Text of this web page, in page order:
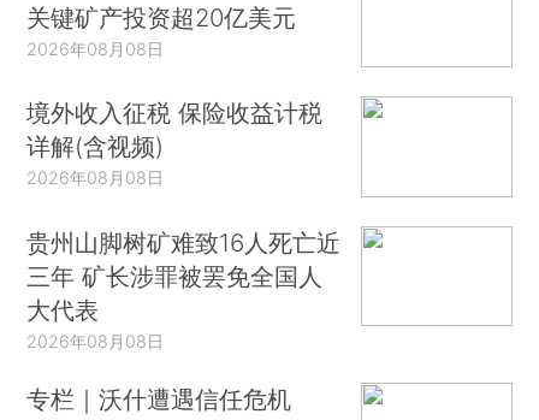
关键矿产投资超20亿美元
2026年08月08日
境外收入征税 保险收益计税
详解(含视频)
2026年08月08日
贵州山脚树矿难致16人死亡近
三年 矿长涉罪被罢免全国人
大代表
2026年08月08日
专栏｜沃什遭遇信任危机